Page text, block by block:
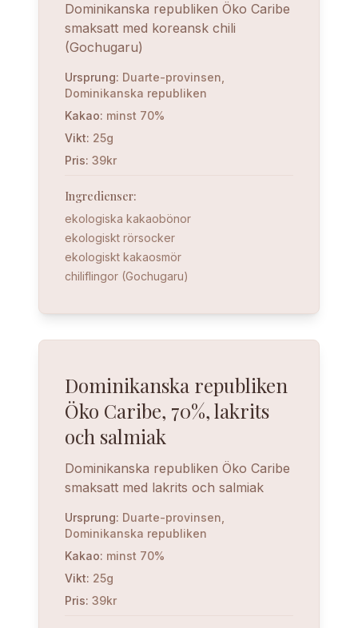
Dominikanska republiken Öko Caribe
smaksatt med koreansk chili
(Gochugaru)
Ursprung: Duarte-provinsen,
Dominikanska republiken
Kakao: minst 70%
Vikt: 25g
Pris: 39kr
Ingredienser:
ekologiska kakaobönor
ekologiskt rörsocker
ekologiskt kakaosmör
chiliflingor (Gochugaru)
Dominikanska republiken
Öko Caribe, 70%, lakrits
och salmiak
Dominikanska republiken Öko Caribe
smaksatt med lakrits och salmiak
Ursprung: Duarte-provinsen,
Dominikanska republiken
Kakao: minst 70%
Vikt: 25g
Pris: 39kr